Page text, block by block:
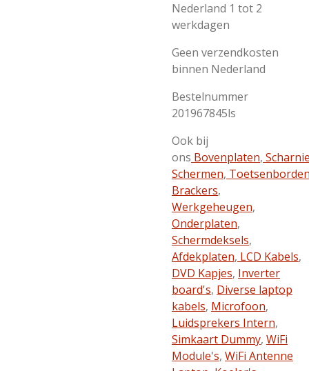
Nederland 1 tot 2
werkdagen
Geen verzendkosten
binnen Nederland
Bestelnummer
201967845ls
Ook bij
ons Bovenplaten,
Schermen,
Brackers,
Werkgeheugen,
Onderplaten,
Schermdeksels,
Afdekplaten, LCD Kabels,
DVD Kapjes, Inverter
board's, Diverse laptop
kabels, Microfoon,
Luidsprekers Intern,
Simkaart Dummy, WiFi
Module's, WiFi Antenne